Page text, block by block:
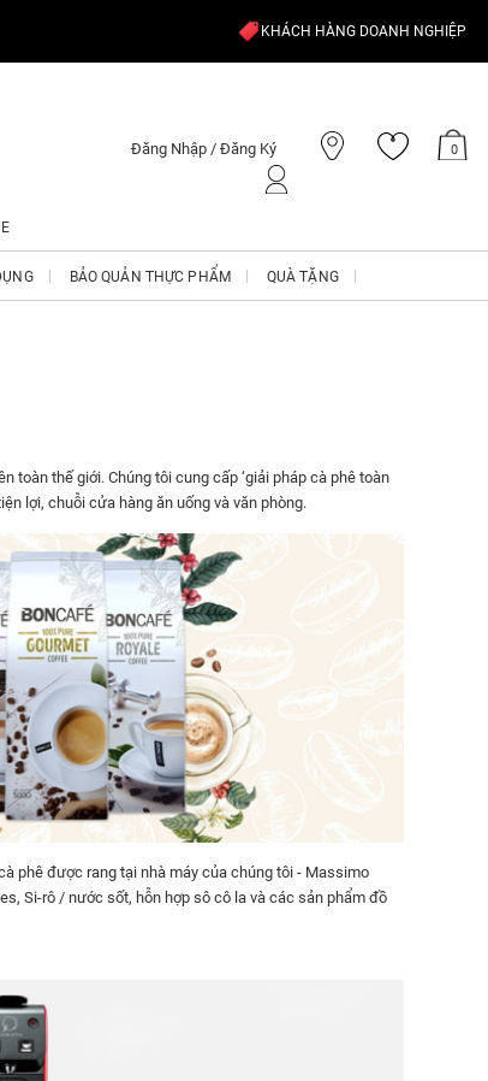
KHÁCH HÀNG DOANH NGHIỆP
Đăng Nhập / Đăng Ký 0
BẢO QUẢN THỰC PHẨM QUÀ TẶNG
thế giới. Chúng tôi cung cấp ‘giải pháp cà phê toàn
lợi, chuỗi cửa hàng ăn uống và văn phòng.
phê được rang tại nhà máy của chúng tôi - Massimo
Si-rô / nước sốt, hỗn hợp sô cô la và các sản phẩm đồ